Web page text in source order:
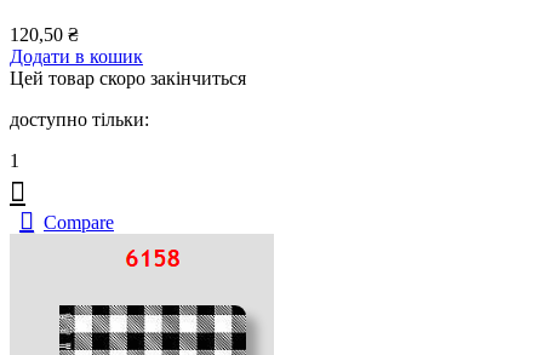
120,50 ₴
Додати в кошик
Цей товар скоро закінчиться
доступно тільки:
1
Compare